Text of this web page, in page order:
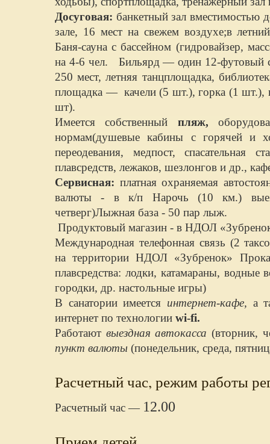
Досуговая: банкетный зал вместимостью
зале, 16 мест на свежем воздухе;в
Баня-сауна с бассейном (гидровайзер,
на 4-6 чел. Бильярд — один 12-футовый
250 мест, летняя танцплощадка,
площадка — качели (5 шт.), горка (1 шт.),
шт).
Имеется собственный пляж,
нормам(душевые кабины с горячей и
переодевания, медпост, спасательная
плавсредств, лежаков, шезлонгов и др.,
Сервисная: платная охраняемая
валюты - в к/п Нарочь (10 км.)
четверг)Лыжная база - 50 пар лыж.
Продуктовый магазин - в НДОЛ
Международная телефонная связь (2
на территории НДОЛ «Зубренок»
плавсредства: лодки, катамараны,
городки, др. настольные игры)
В санатории имеется интернет-кафе, а
интернет по технологии wi-fi.
Работают выездная автокасса (вторник,
пункт валюты (понедельник, среда,
Расчетный час, режим работы
Расчетный час — 12.00